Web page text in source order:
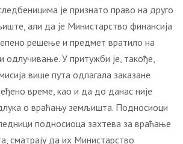
је признато право на друго
али да је Министарство финансија
решење и предмет вратило на
одлучивање. У притужби је, такође,
више пута одлагала заказане
време, као и да до данас није
о враћању земљишта. Подносиоци
подносиоца захтева за враћање
сматрају да их Министарство